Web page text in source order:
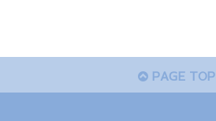
PAGE TOP